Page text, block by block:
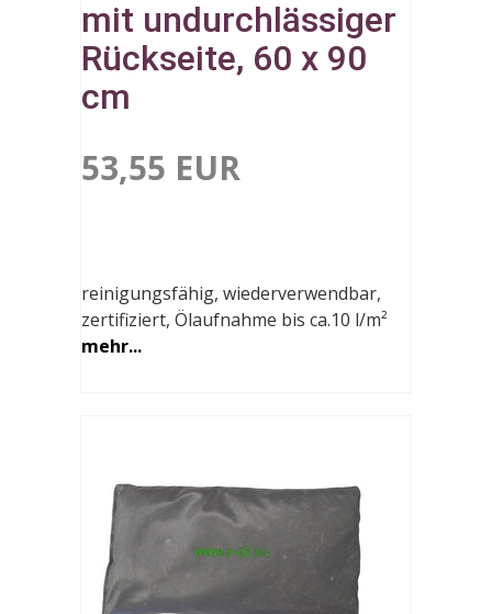
mit undurchlässiger
Rückseite, 60 x 90
cm
53,55 EUR
reinigungsfähig, wiederverwendbar,
zertifiziert, Ölaufnahme bis ca.10 l/m²
mehr...